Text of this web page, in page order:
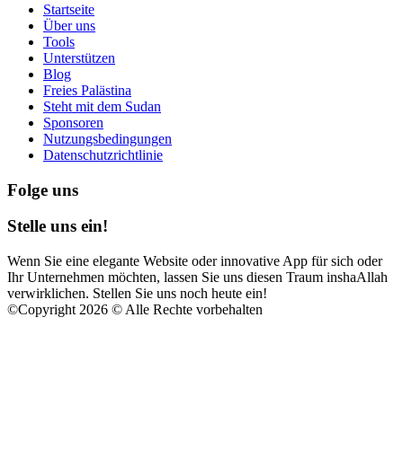
Startseite
Über uns
Tools
Unterstützen
Blog
Freies Palästina
Steht mit dem Sudan
Sponsoren
Nutzungsbedingungen
Datenschutzrichtlinie
Folge uns
Stelle uns ein!
Wenn Sie eine elegante Website oder innovative App für sich oder
Ihr Unternehmen möchten, lassen Sie uns diesen Traum inshaAllah
verwirklichen. Stellen Sie uns noch heute ein!
©Copyright 2026 © Alle Rechte vorbehalten